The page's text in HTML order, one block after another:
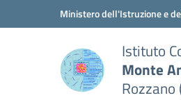
Vai ai contenuti
Vai al menu di navigazione
Ministero dell'Istruzione e
Istituto
Monte
Rozzano